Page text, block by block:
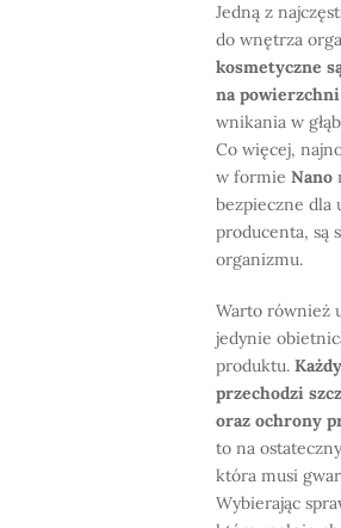
Jedną z
do wnętrza
kosmetyczne
na
wnikania w
Co więcej,
w formie Nano
bezpieczne dla
producenta, są
organizmu.
Warto również
jedynie
produktu.
przechodzi
oraz ochrony
to na
która musi
Wybierając